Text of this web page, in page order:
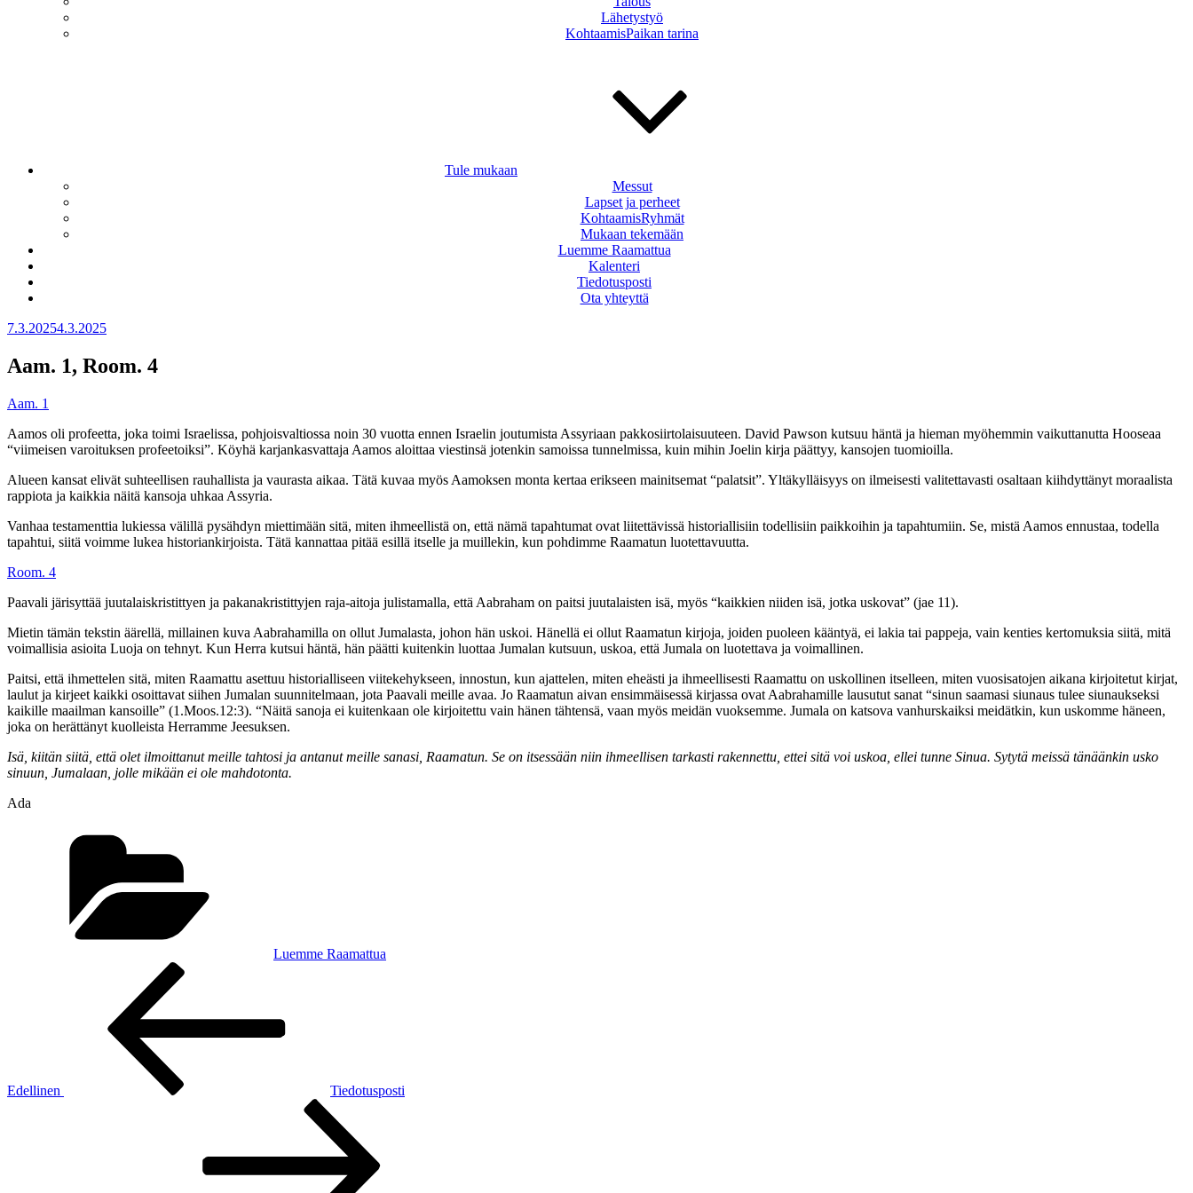
Lähetystyö
KohtaamisPaikan tarina
Tule mukaan
Messut
Lapset ja perheet
KohtaamisRyhmät
Mukaan tekemään
Luemme Raamattua
Kalenteri
Tiedotusposti
Ota yhteyttä
Julkaistu
7.3.20254.3.2025
Aam. 1, Room. 4
Aam. 1
Aamos oli profeetta, joka toimi Israelissa, pohjoisvaltiossa noin 30 vuotta ennen Israelin joutumista Assyriaan pakkosiirtolaisuuteen. David Pawson kutsuu häntä ja hieman myöhemmin vaikuttanutta Hooseaa
“viimeisen varoituksen profeetoiksi”. Köyhä karjankasvattaja Aamos aloittaa viestinsä jotenkin samoissa tunnelmissa, kuin mihin Joelin kirja päättyy, kansojen tuomioilla.
Alueen kansat elivät suhteellisen rauhallista ja vaurasta aikaa. Tätä kuvaa myös Aamoksen monta kertaa erikseen mainitsemat “palatsit”. Yltäkylläisyys on ilmeisesti valitettavasti osaltaan kiihdyttänyt moraalista
rappiota ja kaikkia näitä kansoja uhkaa Assyria.
Vanhaa testamenttia lukiessa välillä pysähdyn miettimään sitä, miten ihmeellistä on, että nämä tapahtumat ovat liitettävissä historiallisiin todellisiin paikkoihin ja tapahtumiin. Se, mistä Aamos ennustaa, todella
tapahtui, siitä voimme lukea historiankirjoista. Tätä kannattaa pitää esillä itselle ja muillekin, kun pohdimme Raamatun luotettavuutta.
Room. 4
Paavali järisyttää juutalaiskristittyen ja pakanakristittyjen raja-aitoja julistamalla, että Aabraham on paitsi juutalaisten isä, myös “kaikkien niiden isä, jotka uskovat” (jae 11).
Mietin tämän tekstin äärellä, millainen kuva Aabrahamilla on ollut Jumalasta, johon hän uskoi. Hänellä ei ollut Raamatun kirjoja, joiden puoleen kääntyä, ei lakia tai pappeja, vain kenties kertomuksia siitä, mitä
voimallisia asioita Luoja on tehnyt. Kun Herra kutsui häntä, hän päätti kuitenkin luottaa Jumalan kutsuun, uskoa, että Jumala on luotettava ja voimallinen.
Paitsi, että ihmettelen sitä, miten Raamattu asettuu historialliseen viitekehykseen, innostun, kun ajattelen, miten eheästi ja ihmeellisesti Raamattu on uskollinen itselleen, miten vuosisatojen aikana kirjoitetut kirjat,
laulut ja kirjeet kaikki osoittavat siihen Jumalan suunnitelmaan, jota Paavali meille avaa. Jo Raamatun aivan ensimmäisessä kirjassa ovat Aabrahamille lausutut sanat “sinun saamasi siunaus tulee siunaukseksi
kaikille maailman kansoille” (1.Moos.12:3). “Näitä sanoja ei kuitenkaan ole kirjoitettu vain hänen tähtensä, vaan myös meidän vuoksemme. Jumala on katsova vanhurskaiksi meidätkin, kun uskomme häneen,
joka on herättänyt kuolleista Herramme Jeesuksen.
Isä, kiitän siitä, että olet ilmoittanut meille tahtosi ja antanut meille sanasi, Raamatun. Se on itsessään niin ihmeellisen tarkasti rakennettu, ettei sitä voi uskoa, ellei tunne Sinua. Sytytä meissä tänäänkin usko
sinuun, Jumalaan, jolle mikään ei ole mahdotonta.
Ada
Luemme Raamattua
Edellinen
Tiedotusposti